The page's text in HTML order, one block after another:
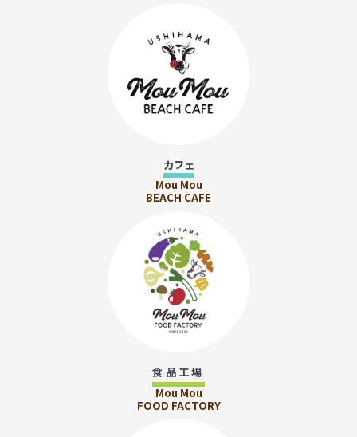
カフェ
Mou Mou
BEACH CAFE
食品工場
Mou Mou
FOOD FACTORY